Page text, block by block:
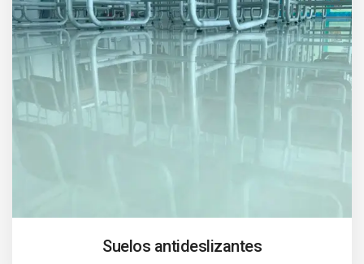
Suelos antideslizantes